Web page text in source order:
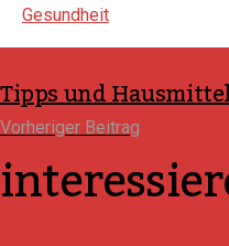
Gesundheit
Tipps und
Vorheriger Beitrag